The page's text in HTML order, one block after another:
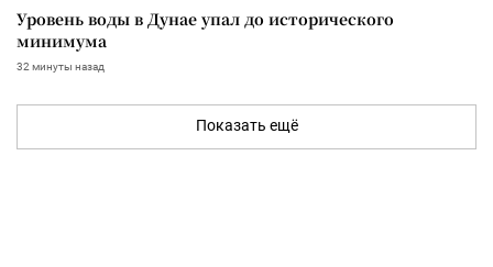
Уровень воды в Дунае упал до исторического
минимума
32 минуты назад
Показать ещё